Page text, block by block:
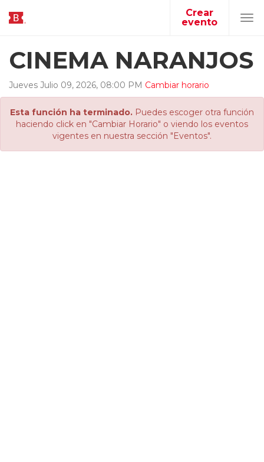
Crear
evento
CINEMA NARANJOS
Jueves Julio 09, 2026, 08:00 PM Cambiar horario
Esta función ha terminado. Puedes escoger otra función
haciendo click en "Cambiar Horario" o viendo los eventos
vigentes en nuestra sección "Eventos".